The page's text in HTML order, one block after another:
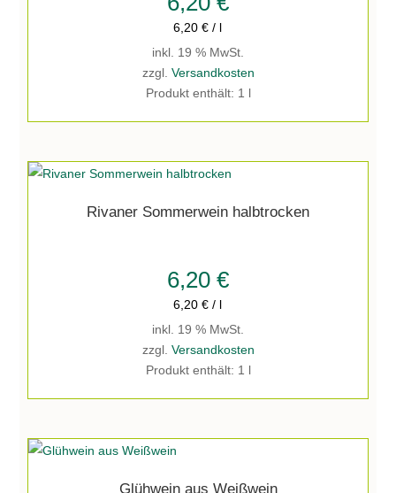
6,20€ / l
inkl. 19 % MwSt.
zzgl. Versandkosten
Produkt enthält: 1 l
Rivaner Sommerwein halbtrocken
6,20 €
6,20€ / l
inkl. 19 % MwSt.
zzgl. Versandkosten
Produkt enthält: 1 l
Glühwein aus Weißwein